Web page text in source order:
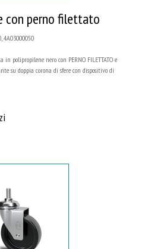
con perno filettato
4A03000050
in polipropilene nero con PERNO FILETTATO e
su doppia corona di sfere con dispositivo di